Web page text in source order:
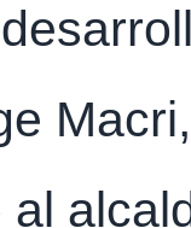
al